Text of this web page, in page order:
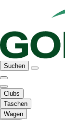
Suchen
Clubs
Taschen
Wagen